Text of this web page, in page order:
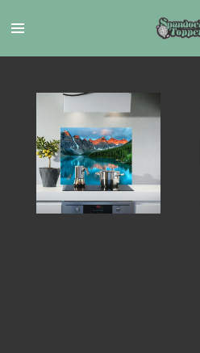
direct
naar
hoofdinhoud